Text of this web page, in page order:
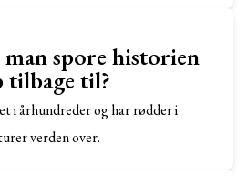
spore historien
tilbage til?
i århundreder og har rødder i
verden over.